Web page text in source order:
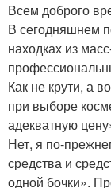
Всем доброго
В сегодняшнем
находках из
Как не крути, а
при выборе
адекватную
Нет, я по-
средства и
одной бочки».